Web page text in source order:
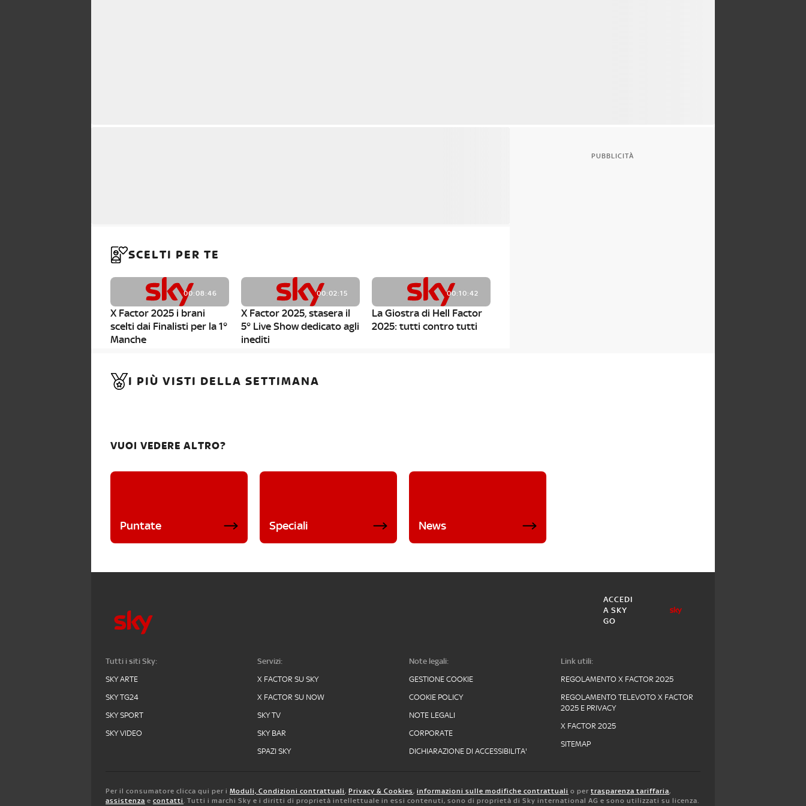
SCELTI PER TE
00:08:46
X Factor 2025 i brani
scelti dai Finalisti per la 1°
Manche
00:02:15
X Factor 2025, stasera il
5° Live Show dedicato agli
inediti
00:10:42
La Giostra di Hell Factor
2025: tutti contro tutti
PUBBLICITÀ
I PIÙ VISTI DELLA SETTIMANA
VUOI VEDERE ALTRO?
Puntate Speciali News
ACCEDI
A SKY
GO
Tutti i siti Sky:
SKY ARTE
SKY TG24
SKY SPORT
SKY VIDEO
Servizi:
X FACTOR SU SKY
X FACTOR SU NOW
SKY TV
SKY BAR
SPAZI SKY
Note legali:
GESTIONE COOKIE
COOKIE POLICY
NOTE LEGALI
CORPORATE
DICHIARAZIONE DI ACCESSIBILITA'
Link utili:
REGOLAMENTO X FACTOR 2025
REGOLAMENTO TELEVOTO X FACTOR
2025 E PRIVACY
X FACTOR 2025
SITEMAP
Per il consumatore clicca qui per i Moduli, Condizioni contrattuali, Privacy & Cookies, informazioni sulle modifiche contrattuali o per trasparenza tariffaria,
assistenza e contatti. Tutti i marchi Sky e i diritti di proprietà intellettuale in essi contenuti, sono di proprietà di Sky international AG e sono utilizzati su licenza.